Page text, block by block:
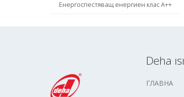
Енергоспестяващ енергиен клас А++
Deha ısı
ГЛАВНА